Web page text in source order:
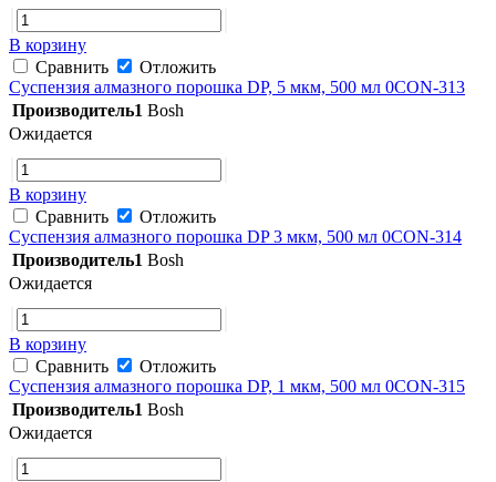
В корзину
Сравнить
Отложить
Суспензия алмазного порошка DP, 5 мкм, 500 мл 0CON-313
Производитель1 Bosh
Ожидается
В корзину
Сравнить
Отложить
Суспензия алмазного порошка DP 3 мкм, 500 мл 0CON-314
Производитель1 Bosh
Ожидается
В корзину
Сравнить
Отложить
Суспензия алмазного порошка DP, 1 мкм, 500 мл 0CON-315
Производитель1 Bosh
Ожидается